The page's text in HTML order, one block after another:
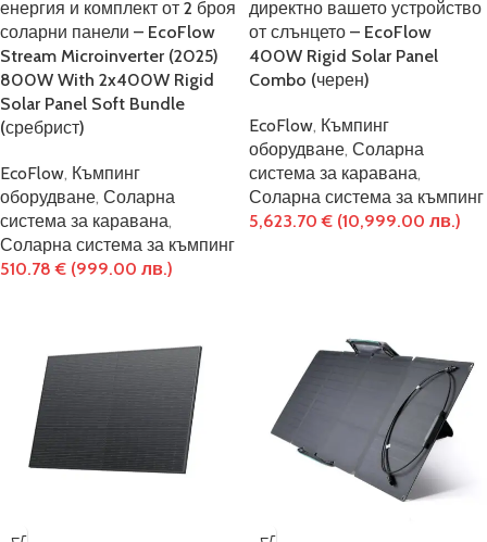
енергия и комплект от 2 броя
соларни панели – EcoFlow
Stream Microinverter (2025)
800W With 2x400W Rigid
Solar Panel Soft Bundle
(сребрист)
EcoFlow, Къмпинг
оборудване, Соларна
система за каравана,
Соларна система за къмпинг
510.78€ (999.00 лв.)
директно вашето устройство
от слънцето – EcoFlow
400W Rigid Solar Panel
Combo (черен)
EcoFlow, Къмпинг
оборудване, Соларна
система за каравана,
Соларна система за къмпинг
5,623.70€ (10,999.00 лв.)